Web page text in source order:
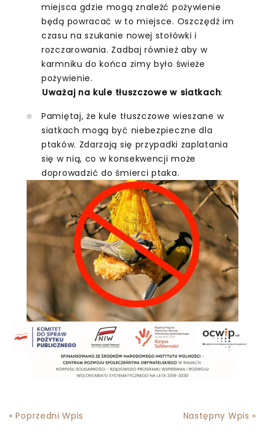
miejsca gdzie mogą znaleźć pożywienie
będą powracać w to miejsce. Oszczędź im
czasu na szukanie nowej stołówki i
rozczarowania. Zadbaj również aby w
karmniku do końca zimy było świeże
pożywienie.
Uważaj na kule tłuszczowe w siatkach:
Pamiętaj, że kule tłuszczowe wieszane w
siatkach mogą być niebezpieczne dla
ptaków. Zdarzają się przypadki zaplatania
się w nią, co w konsekwencji może
doprowadzić do śmierci ptaka.
« Poprzedni Wpis Następny Wpis »